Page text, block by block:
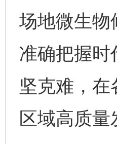
场地微生
准确把握时
坚克难，在
区域高质